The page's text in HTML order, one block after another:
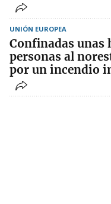
UNIÓN EUROPEA
Confinadas unas
personas al
por un incendio